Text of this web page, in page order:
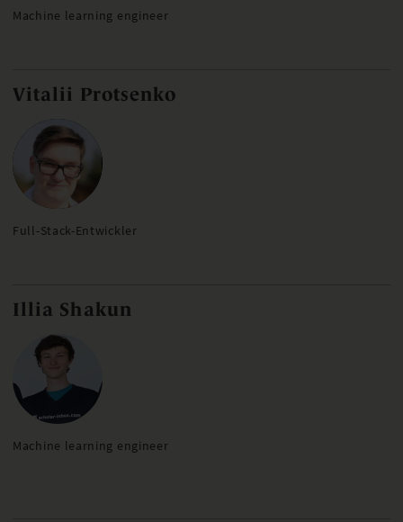
Machine learning engineer
Vitalii Protsenko
Full-Stack-Entwickler
Illia Shakun
Machine learning engineer